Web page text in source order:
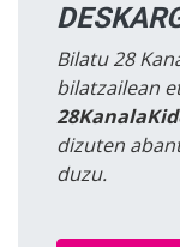
Bilatu 28
bilatzailean
dizuten
duzu.